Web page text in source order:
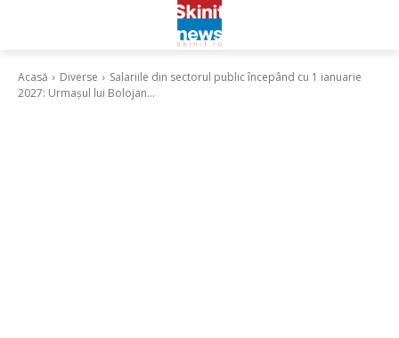
Acasă Diverse
Salariile din sectorul public începând cu 1 ianuarie
2027: Urmașul lui Bolojan...